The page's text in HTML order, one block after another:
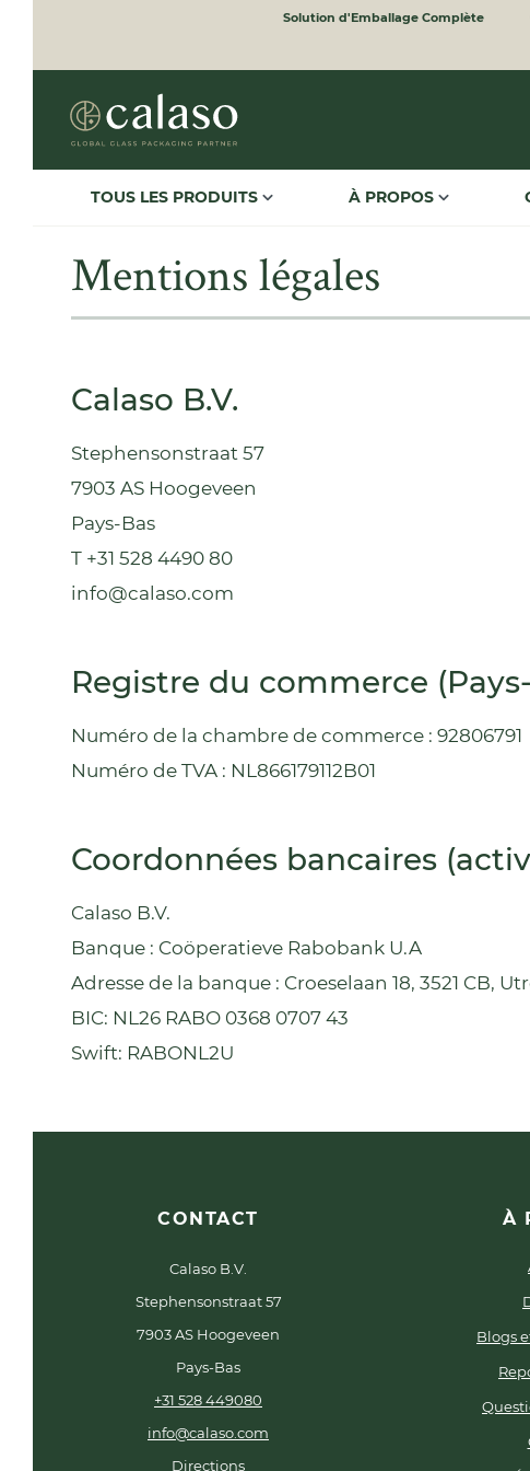
Solution d'Emballage Complète
TOUS LES PRODUITS À PROPOS
Mentions légales
Calaso B.V.
Stephensonstraat 57
7903 AS Hoogeveen
Pays-Bas
T +31 528 4490 80
info@calaso.com
Registre du commerce
Numéro de la chambre de commerce : 92806791
Numéro de TVA : NL866179112B01
Coordonnées bancaires
Calaso B.V.
Banque : Coöperatieve Rabobank U.A
Adresse de la banque : Croeselaan 18, 3521 CB,
BIC: NL26 RABO 0368 0707 43
Swift: RABONL2U
CONTACT
Calaso B.V.
Stephensonstraat 57
7903 AS Hoogeveen
Pays-Bas
+31 528 449080
info@calaso.com
Directions
À
Blogs